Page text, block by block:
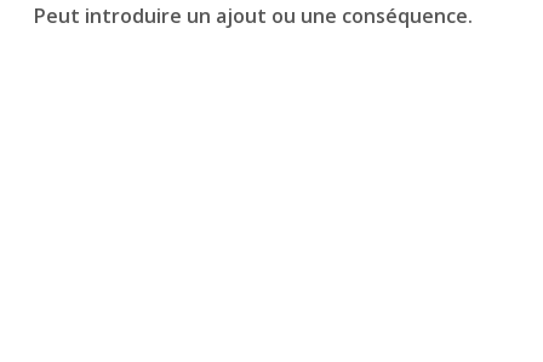
Peut introduire un ajout ou une conséquence.